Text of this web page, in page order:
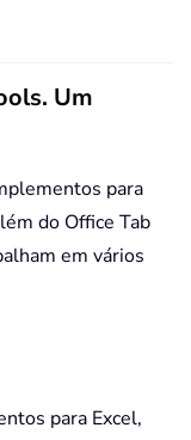
Um
para
do Office Tab
em vários
para Excel,